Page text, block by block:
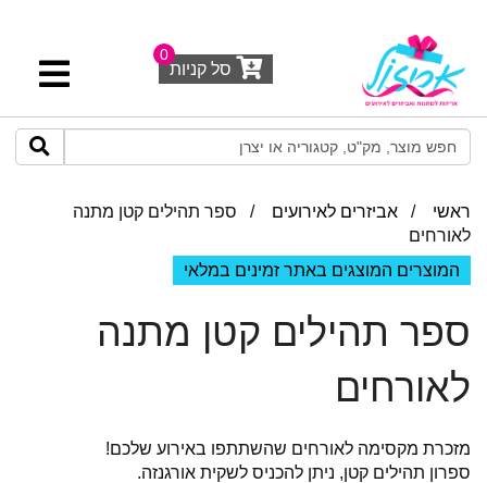
סל קניות
0
ראשי / אביזרים לאירועים / ספר תהילים קטן מתנה
לאורחים
המוצרים המוצגים באתר זמינים במלאי
ספר תהילים קטן מתנה
לאורחים
מזכרת מקסימה לאורחים שהשתתפו באירוע שלכם!
ספרון תהילים קטן, ניתן להכניס לשקית אורגנזה.